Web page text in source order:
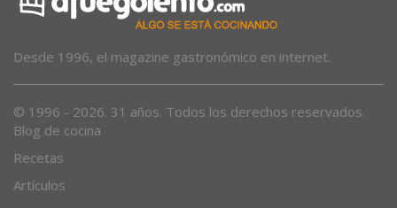
Desde 1996, el magazine gastronómico en internet.
© 1996 - 2026. 31 años. Todos los derechos reservados.
Blog de cocina
Recetas
Artículos